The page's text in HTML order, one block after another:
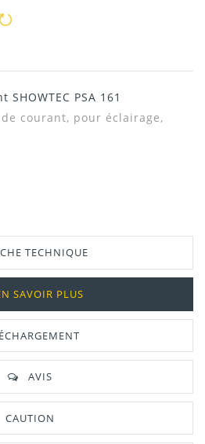
PSA 161
courant, pour éclairage,
TECHNIQUE
SAVOIR PLUS
AVIS
CAUTION